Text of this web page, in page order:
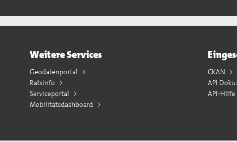
Weitere Services
Geodatenportal
Ratsinfo
Serviceportal
Mobilitätsdashboard
CKAN
API
API-Hilfe